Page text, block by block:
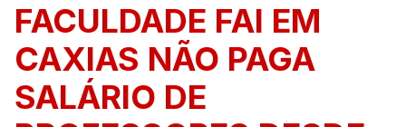
FACULDADE FAI EM
CAXIAS NÃO PAGA
SALÁRIO DE